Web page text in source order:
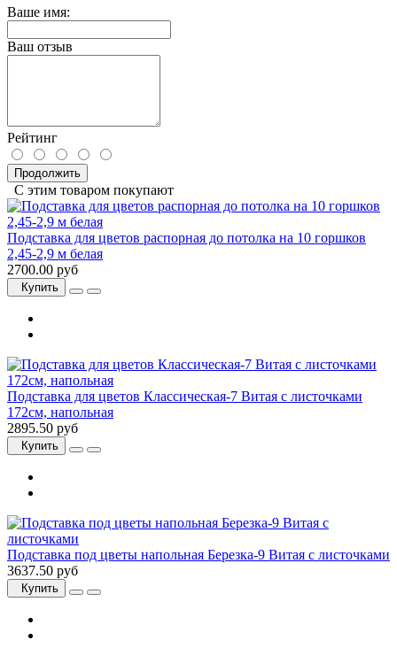
Ваше имя:
Ваш отзыв
Рейтинг
Продолжить
С этим товаром покупают
Подставка для цветов распорная до потолка на 10 горшков
2,45-2,9 м белая
2700.00 руб
Купить
Подставка для цветов Классическая-7 Витая с листочками
172см, напольная
2895.50 руб
Купить
Подставка под цветы напольная Березка-9 Витая с листочками
3637.50 руб
Купить